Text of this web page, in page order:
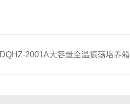
DQHZ-2001A大容量全温振荡培养箱供应